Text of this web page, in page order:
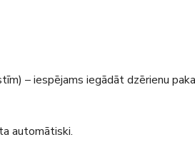
– iespējams iegādāt dzērienu
automātiski.